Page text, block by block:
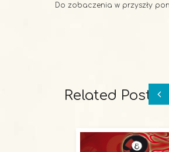
Do zobaczenia w przyszły
Related Posts